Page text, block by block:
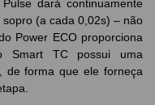
dará continuamente
(a cada 0,02s) – não
Power ECO proporciona
Smart TC possui uma
de forma que ele forneça